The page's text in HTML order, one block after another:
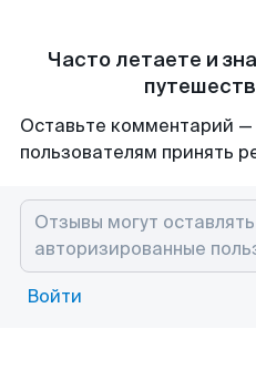
Часто летаете и
Оставьте комментарий
пользователям принять
Войти